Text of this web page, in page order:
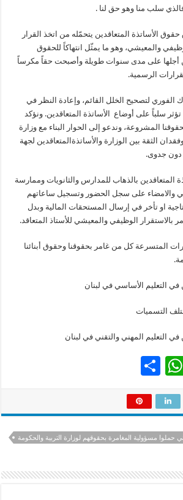
فالذي سلب منا وهو حق لنا .
الأساتذة المتعاقدين يتحمّله من اتخذ القرار
والمعيشي، وهو ما يمثّل انتهاكاً للحقوق
أجلها على مدى سنوات طويلة وأصبحت حقاً مكرساً
الرسمية.
الفوري لتصحيح الخلل القائم، وإعادة النظر في
تؤثر سلباً على أوضاع الأساتذة المتعاقدين. ونؤكد
المشروعة، وندعو إلى الحوار البناء مع وزارة
وفقدان الثقة بين الوزارة والأساتذةالمتعاقدين لجهة
دون جدوى.
المتعاقدين بالذهاب للمدارس والثانويات وممارسة
والامضاء على سجل الحضور وتسجيل ساعاتهم
او تأخر في إرسال المستحقات المالية وبدل
بالاستقرار الوظيفي والمعيشي للأستاذ المتعاقد.
المتسرعة كل من غامر بحقوقنا وحقوق أبنائنا
في التعليم الأساسي في لبنان
التسميات
في التعليم المهني والتقني في لبنان
W
at
p
ar
حملوا مسؤولية المغامرة بحقوقهم لوزارة التربية والحكومة